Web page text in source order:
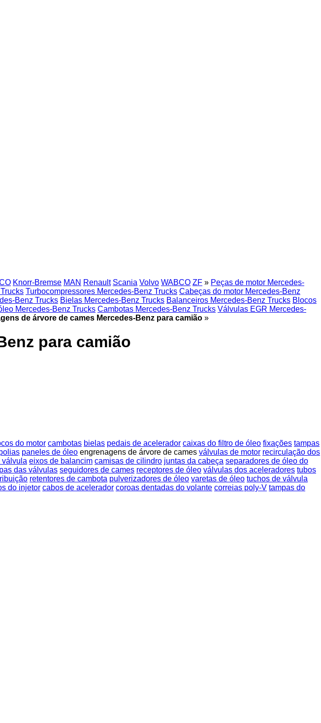
Knorr-Bremse MAN Renault Scania Volvo WABCO ZF » Peças de motor Mercedes-
Turbocompressores Mercedes-Benz Trucks Cabeças do motor Mercedes-Benz
Benz Trucks Bielas Mercedes-Benz Trucks Balanceiros Mercedes-Benz Trucks Blocos
Mercedes-Benz Trucks Cambotas Mercedes-Benz Trucks Válvulas EGR Mercedes-
de árvore de cames Mercedes-Benz para camião »
para camião
do motor cambotas bielas pedais de acelerador caixas do filtro de óleo fixações tampas
paneles de óleo engrenagens de árvore de cames válvulas de motor recirculação dos
válvula eixos de balancim camisas de cilindro juntas da cabeça separadores de óleo do
das válvulas seguidores de cames receptores de óleo válvulas dos aceleradores tubos
retentores de cambota pulverizadores de óleo varetas de óleo tuchos de válvula
do injetor cabos de acelerador coroas dentadas do volante correias poly-V tampas do